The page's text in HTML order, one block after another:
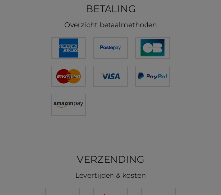
BETALING
Overzicht betaalmethoden
VERZENDING
Levertijden & kosten